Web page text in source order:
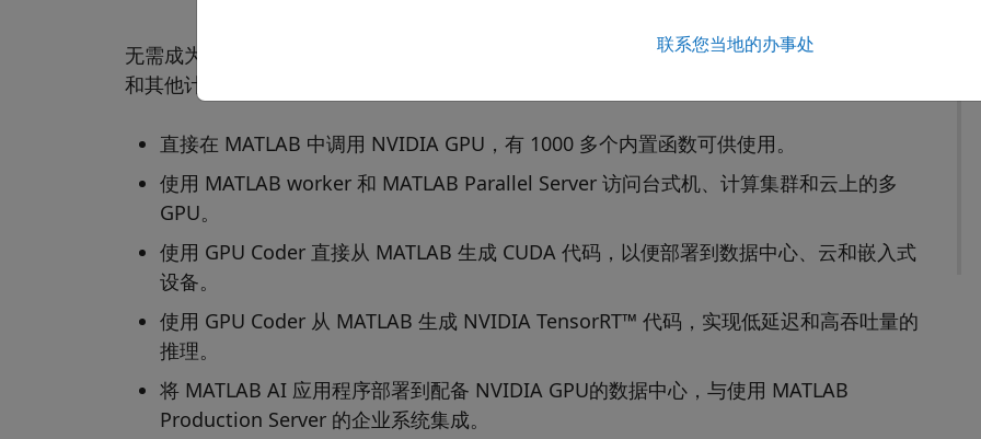
无需成为 CUDA 程序员，MATLAB 即可让您能够使用 NVIDIA®GPU 来加速 AI、深度学习
和其他计算密集型分析。使用 MATLAB 和 Parallel Computing Toolbox，您可以：
直接在 MATLAB 中调用 NVIDIA GPU，有 1000 多个内置函数可供使用。
使用 MATLAB worker 和 MATLAB Parallel Server 访问台式机、计算集群和云上的多
GPU。
使用 GPU Coder 直接从 MATLAB 生成 CUDA 代码，以便部署到数据中心、云和嵌入式
设备。
使用 GPU Coder 从 MATLAB 生成 NVIDIA TensorRT™ 代码，实现低延迟和高吞吐量的
推理。
将 MATLAB AI 应用程序部署到配备 NVIDIA GPU的数据中心，与使用 MATLAB
Production Server 的企业系统集成。
联系您当地的办事处